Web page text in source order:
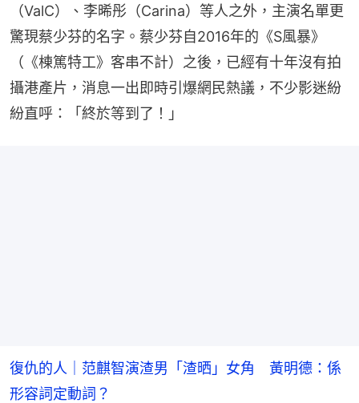
（ValC）、李晞彤（Carina）等人之外，主演名單更
驚現蔡少芬的名字。蔡少芬自2016年的《S風暴》
（《棟篤特工》客串不計）之後，已經有十年沒有拍
攝港產片，消息一出即時引爆網民熱議，不少影迷紛
紛直呼：「終於等到了！」
復仇的人｜范麒智演渣男「渣晒」女角 黃明德：係
形容詞定動詞？